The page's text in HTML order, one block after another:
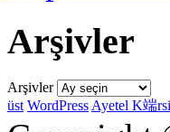
Arşivler
Arşivler
üst WordPress Ayetel K端rsi